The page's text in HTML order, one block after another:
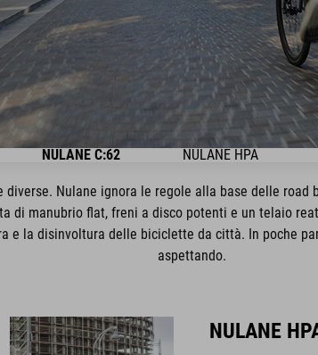
NULANE C:62 NULANE HPA
diverse. Nulane ignora le regole alla base delle road
di manubrio flat, freni a disco potenti e un telaio
e la disinvoltura delle biciclette da città. In poche
aspettando.
NULANE